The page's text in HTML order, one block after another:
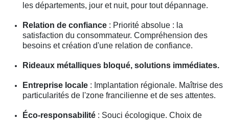
les départements, jour et nuit, pour tout dépannage.
Relation de confiance : Priorité absolue : la
satisfaction du consommateur. Compréhension des
besoins et création d'une relation de confiance.
Rideaux métalliques bloqué, solutions immédiates.
Entreprise locale : Implantation régionale. Maîtrise des
particularités de l'zone francilienne et de ses attentes.
Éco-responsabilité : Souci écologique. Choix de